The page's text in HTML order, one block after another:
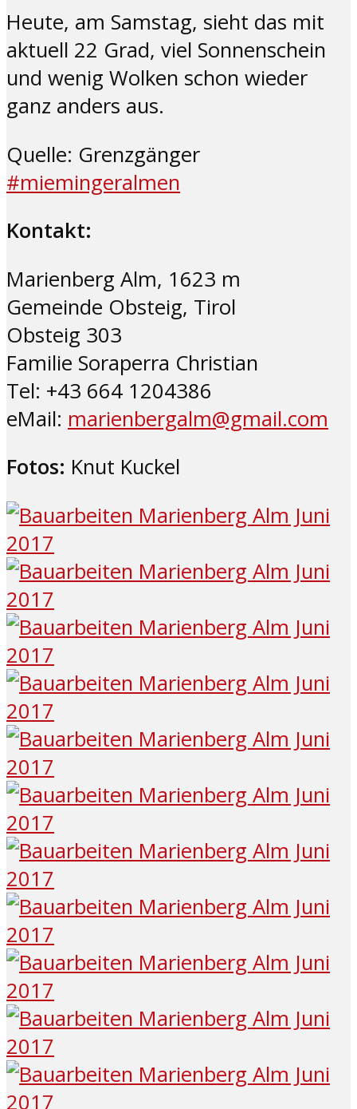
Heute, am Samstag, sieht das mit
aktuell 22 Grad, viel Sonnenschein
und wenig Wolken schon wieder
ganz anders aus.
Quelle: Grenzgänger
#miemingeralmen
Kontakt:
Marienberg Alm, 1623 m
Gemeinde Obsteig, Tirol
Obsteig 303
Familie Soraperra Christian
Tel: +43 664 1204386
eMail: marienbergalm@gmail.com
Fotos: Knut Kuckel